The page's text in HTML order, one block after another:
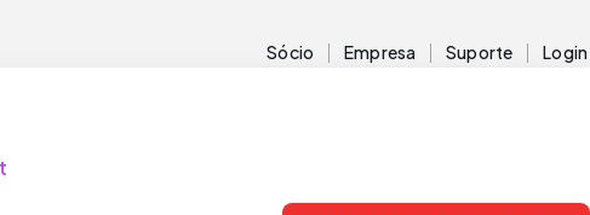
Sócio Empresa Suporte Login